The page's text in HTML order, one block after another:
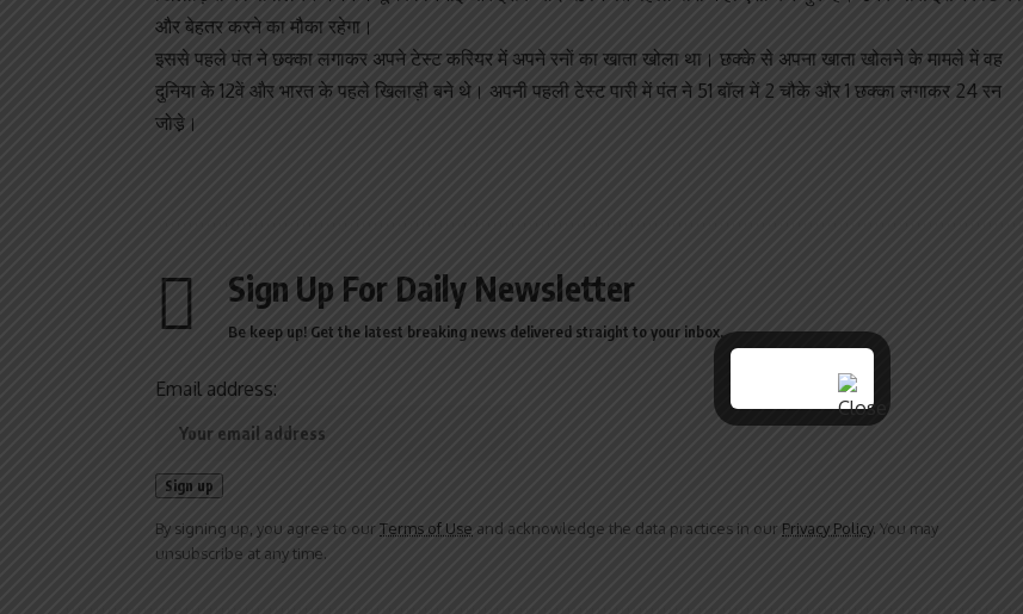
और बेहतर करने का मौका रहेगा।
इससे पहले पंत ने छक्का लगाकर अपने टेस्ट करियर में अपने रनों का खाता खोला था। छक्के से अपना खाता खोलने के मामले में वह
दुनिया के 12वें और भारत के पहले खिलाड़ी बने थे। अपनी पहली टेस्ट पारी में पंत ने 51 बॉल में 2 चौके और 1 छक्का लगाकर 24 रन
जोडे़।
Sign Up For Daily Newsletter
Be keep up! Get the latest breaking news delivered straight to your inbox.
Email address:
By signing up, you agree to ourTerms of Use and acknowledge the data practices in our Privacy Policy. You may
unsubscribe at any time.